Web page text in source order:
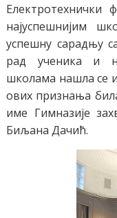
Електротехнички
најуспешнијим
успешну сарадњу
рад ученика и
школама нашла се
ових признања
име Гимназије
Биљана Дачић.